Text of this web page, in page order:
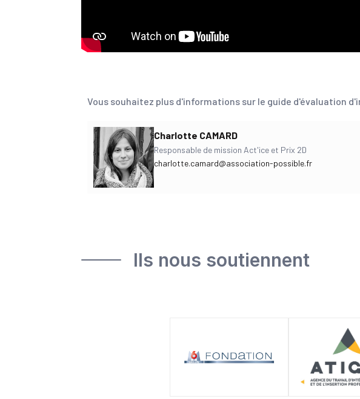
Vous souhaitez plus d'informations sur le guide d'évaluation
Charlotte CAMARD
Responsable de mission Act'ice et Prix 2D
charlotte.camard@association-possible.fr
Ils nous soutiennent